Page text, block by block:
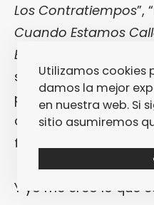
Los Contratiempos”,
Cuando Estamos
Bar
se atrevan a tratar
profundas
cualquier individuo
fin, en serio (no
Y yo me creo lo que
Utilizamos cookies
damos la mejor
en nuestra web. Si
sitio asumiremos